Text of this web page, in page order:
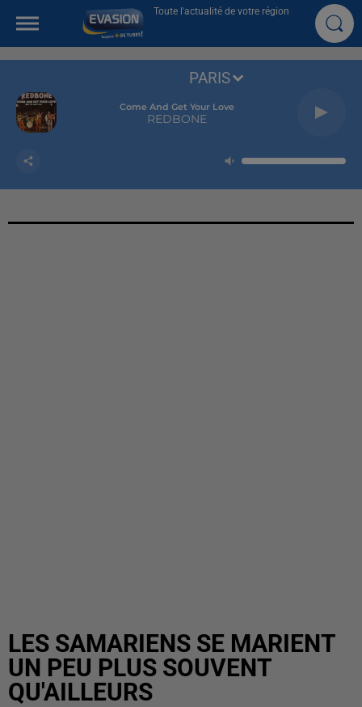
Toute l'actualité de votre région
Come And Get Your Love
REDBONE
PARIS
LES SAMARIENS SE MARIENT
UN PEU PLUS SOUVENT
QU'AILLEURS